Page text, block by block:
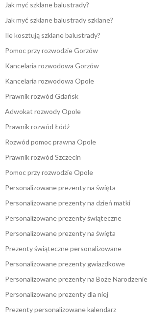
Jak myć szklane balustrady?
Jak myć szklane balustrady szklane?
Ile kosztują szklane balustrady?
Pomoc przy rozwodzie Gorzów
Kancelaria rozwodowa Gorzów
Kancelaria rozwodowa Opole
Prawnik rozwód Gdańsk
Adwokat rozwody Opole
Prawnik rozwód Łódź
Rozwód pomoc prawna Opole
Prawnik rozwód Szczecin
Pomoc przy rozwodzie Opole
Personalizowane prezenty na święta
Personalizowane prezenty na dzień matki
Personalizowane prezenty świąteczne
Personalizowane prezenty na święta
Prezenty świąteczne personalizowane
Personalizowane prezenty gwiazdkowe
Personalizowane prezenty na Boże Narodzenie
Personalizowane prezenty dla niej
Prezenty personalizowane kalendarz